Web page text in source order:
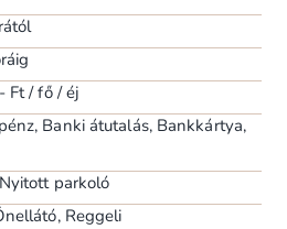
Ft / fő / éj
Banki átutalás, Bankkártya,
parkoló
Reggeli